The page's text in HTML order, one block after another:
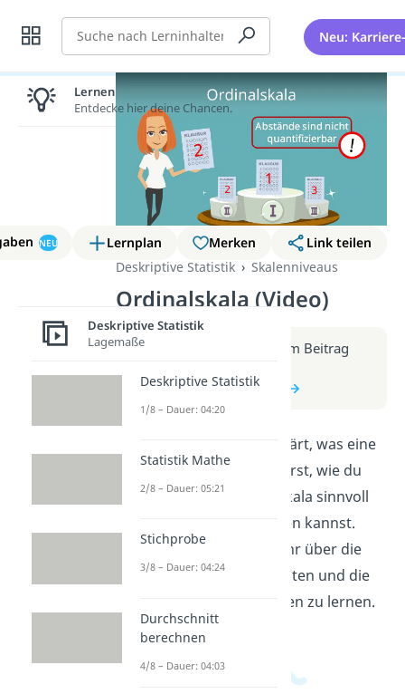
Suche Neu:
NEU Lernplan Merken
Link teilen
Deskriptive Statistik
Skalenniveaus
Ordinalskala (Video)
Weitere Infos erhältst du im Beitrag
zum Beitrag: Ordinalskala
In diesem Video wird erklärt, was eine
Ordinalskala ist. Du erfährst, wie du
Daten auf einer Ordinalskala sinnvoll
einordnen und vergleichen kannst.
Mach dich bereit, um mehr über die
verschiedenen Maßeinheiten und die
Bedeutung von Rangfolgen zu lernen.
Lernen lohnt sich!
Entdecke hier deine Chancen.
Deskriptive Statistik
Lagemaße
Deskriptive Statistik
1/8 – Dauer: 04:20
Statistik Mathe
2/8 – Dauer: 05:21
Stichprobe
3/8 – Dauer: 04:24
Durchschnitt
berechnen
4/8 – Dauer: 04:03